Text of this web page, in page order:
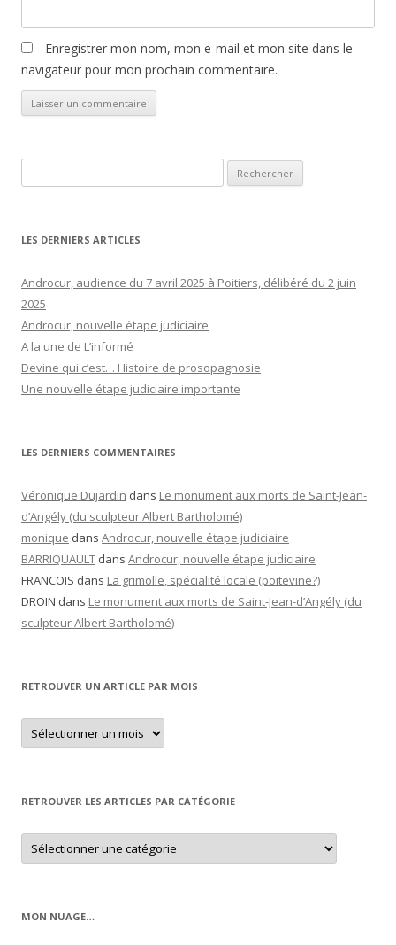
Enregistrer mon nom, mon e-mail et mon site dans le
navigateur pour mon prochain commentaire.
LES DERNIERS ARTICLES
Androcur, audience du 7 avril 2025 à Poitiers, délibéré du 2 juin
2025
Androcur, nouvelle étape judiciaire
A la une de L’informé
Devine qui c’est… Histoire de prosopagnosie
Une nouvelle étape judiciaire importante
LES DERNIERS COMMENTAIRES
Véronique Dujardin dans Le monument aux morts de Saint-Jean-
d’Angély (du sculpteur Albert Bartholomé)
monique dans Androcur, nouvelle étape judiciaire
BARRIQUAULT dans Androcur, nouvelle étape judiciaire
FRANCOIS dans La grimolle, spécialité locale (poitevine?)
DROIN dans Le monument aux morts de Saint-Jean-d’Angély (du
sculpteur Albert Bartholomé)
RETROUVER UN ARTICLE PAR MOIS
Retrouver
un
article
RETROUVER LES ARTICLES PAR CATÉGORIE
Retrouver
les
articles
MON NUAGE…